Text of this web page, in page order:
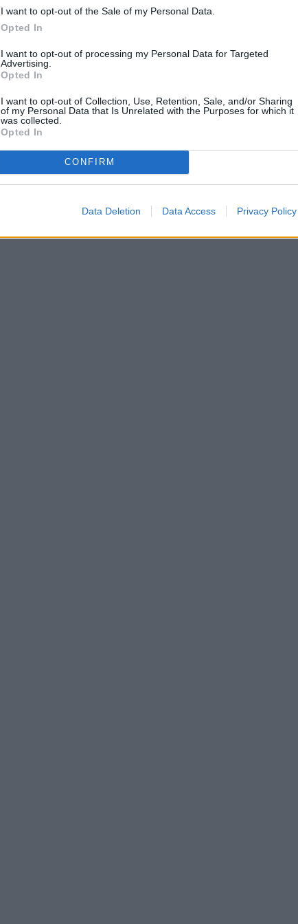
I want to opt-out of the Sale of my Personal Data.
Opted In
I want to opt-out of processing my Personal Data for Targeted
Advertising.
Opted In
I want to opt-out of Collection, Use, Retention, Sale, and/or Sharing
of my Personal Data that Is Unrelated with the Purposes for which it
was collected.
Opted In
CONFIRM
Data Deletion Data Access Privacy Policy